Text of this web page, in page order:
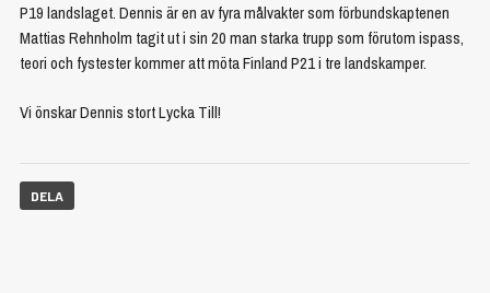
P19 landslaget. Dennis är en av fyra målvakter som förbundskaptenen
Mattias Rehnholm tagit ut i sin 20 man starka trupp som förutom ispass,
teori och fystester kommer att möta Finland P21 i tre landskamper.
Vi önskar Dennis stort Lycka Till!
DELA